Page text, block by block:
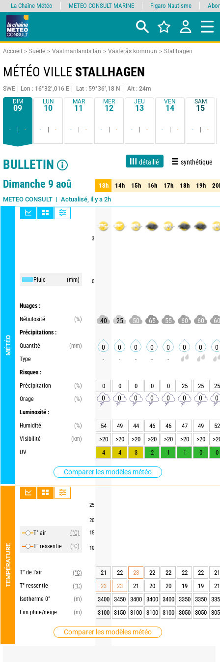
Accueil Suède Västmanlands län Västerås kommun Stallhagen
MÉTÉO VILLE STALLHAGEN
SWE Lon : 16°32’,016 E Lat : 59°36’,18 N
Alt : 24m
DIM
09
- -
LUN
10
- -
MAR
11
- -
MER
12
- -
JEU
13
- -
VEN
14
- -
SAM
15
- -
BULLETIN détaillé synthétique
1 jour 3 jours 7 jours 15 jours Fiabilité 90%
Dimanche 9 aoû
METEO CONSULT Actualisé, il y a 2h
MÉTÉO
Pluie (mm)
Nuages :
Nébulosité
(%)
Précipitations :
Quantité
(mm)
Type
Risques :
Précipitation
(%)
Orage
(%)
Luminosité :
Humidité
(%)
Visibilité
(km)
UV
Comparer les modèles météo
TEMPÉRATURE
T° air
(°C)
T° ressentie
(°C)
T° de l'air
(°C)
T° ressentie
(°C)
Isotherme 0°
(m)
Lim pluie/neige
(m)
Comparer les modèles météo
3
0
25
20
15
10
13h 14h 15h 16h 17h 18h 19h
13h 14h 15h 16h 17h 18h 19h
40 25 50 65 55 60 60 60
0 0 0 0 0 0 0 0
- - - - -
0 0 0 0 0 25 25 25
0 0 0 0 0 0 0 0
54 49 44 46 46 47 49
52
>20
>20 >20 >20 >20 >20 >20
4
4 3 2 1 1 0 0
21 22 23 22 22 22 22
21
23
23 21 20 20 19 19
21
3400
3450 3400 3400 3400 3350 3350
3100
3150 3100 3100 3100 3050 3050
La Chaîne Météo METEO CONSULT MARINE Figaro Nautisme